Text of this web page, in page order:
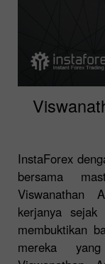
InstaForex
bersama
Viswanathan
kerjanya
membuktikan
mereka